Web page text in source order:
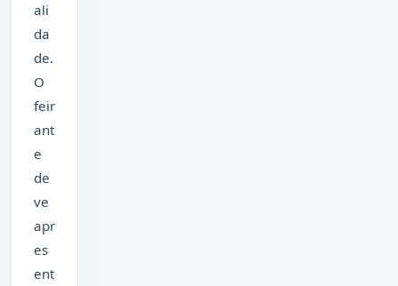
ali
da
de.
O
feir
ant
e
de
ve
apr
es
ent